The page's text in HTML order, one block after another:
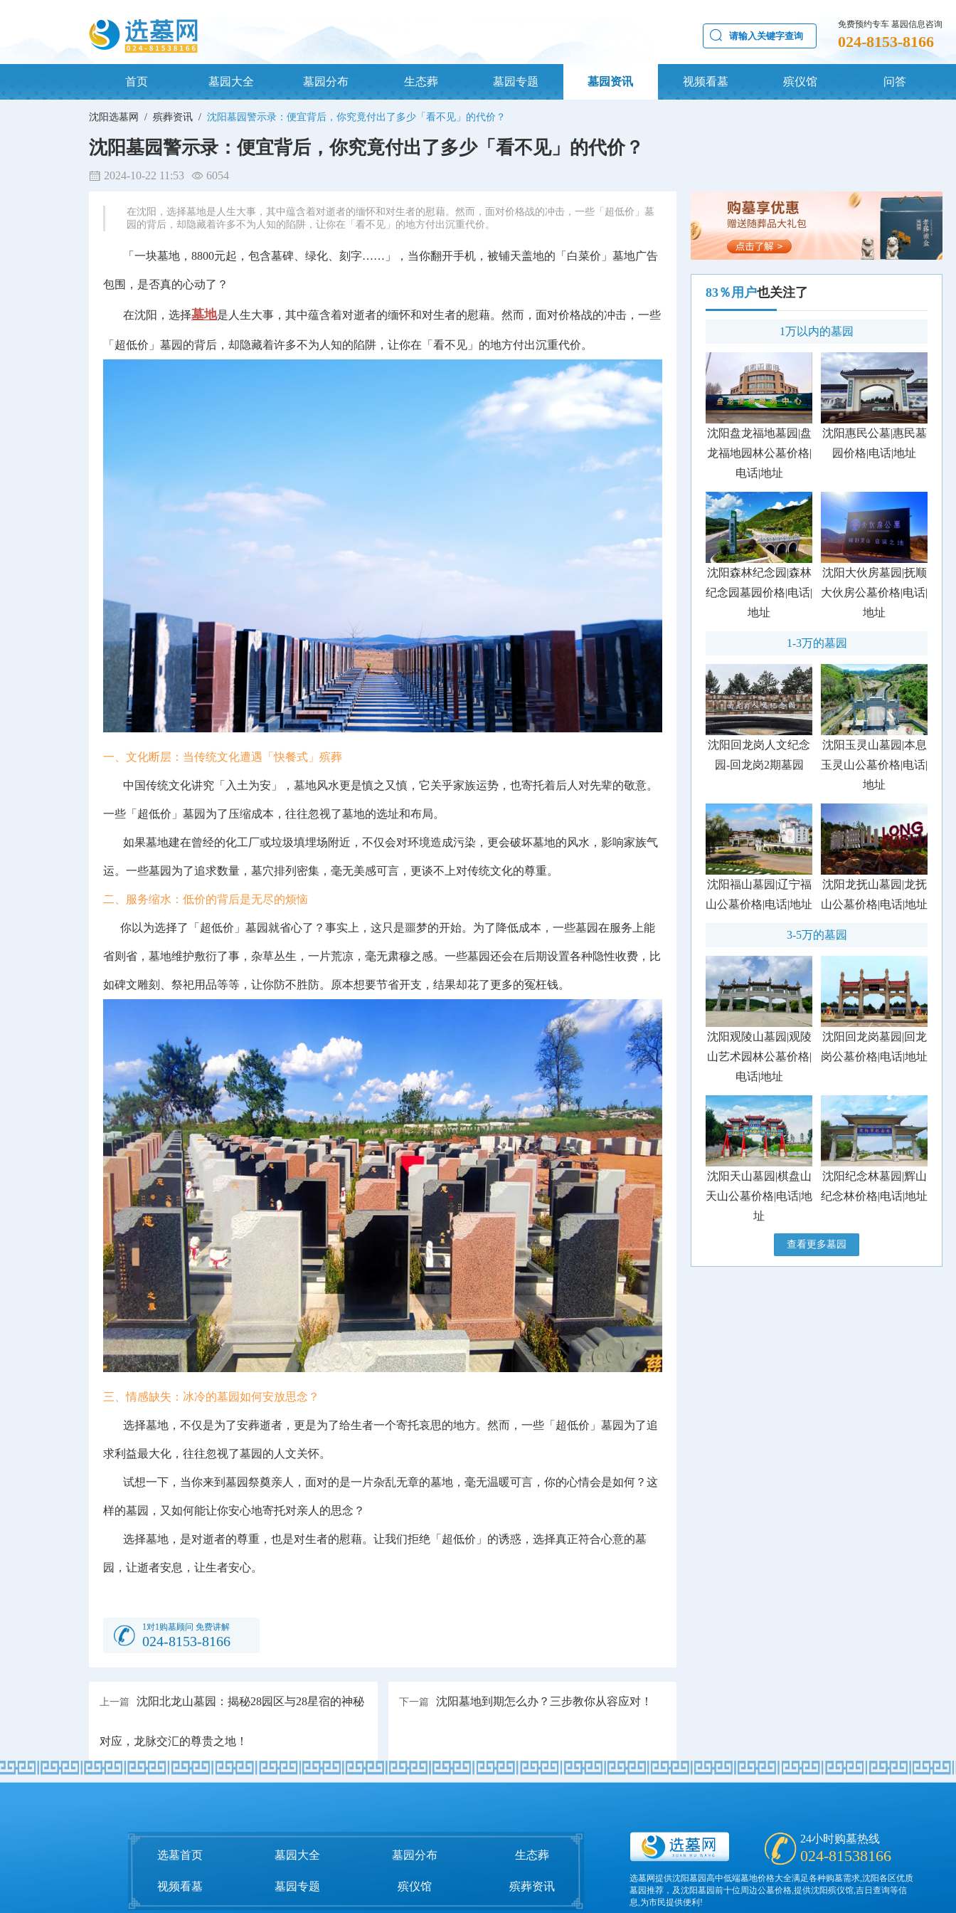
免费预约专车 墓园信息咨询
024-8153-8166
首页 墓园大全 墓园分布 生态葬 墓园专题 墓园资讯 视频看墓 殡仪馆 问答
沈阳选墓网 / 殡葬资讯 / 沈阳墓园警示录：便宜背后，你究竟付出了多少「看不见」的代价？
沈阳墓园警示录：便宜背后，你究竟付出了多少「看不见」的代价？
2024-10-22 11:53 6054
在沈阳，选择墓地是人生大事，其中蕴含着对逝者的缅怀和对生者的慰藉。然而，面对价格战的冲击，一些「超低价」墓
园的背后，却隐藏着许多不为人知的陷阱，让你在「看不见」的地方付出沉重代价。
「一块墓地，8800元起，包含墓碑、绿化、刻字……」，当你翻开手机，被铺天盖地的「白菜价」墓地广告
包围，是否真的心动了？
在沈阳，选择墓地是人生大事，其中蕴含着对逝者的缅怀和对生者的慰藉。然而，面对价格战的冲击，一些
「超低价」墓园的背后，却隐藏着许多不为人知的陷阱，让你在「看不见」的地方付出沉重代价。
一、文化断层：当传统文化遭遇「快餐式」殡葬
中国传统文化讲究「入土为安」，墓地风水更是慎之又慎，它关乎家族运势，也寄托着后人对先辈的敬意。
一些「超低价」墓园为了压缩成本，往往忽视了墓地的选址和布局。
如果墓地建在曾经的化工厂或垃圾填埋场附近，不仅会对环境造成污染，更会破坏墓地的风水，影响家族气
运。一些墓园为了追求数量，墓穴排列密集，毫无美感可言，更谈不上对传统文化的尊重。
二、服务缩水：低价的背后是无尽的烦恼
你以为选择了「超低价」墓园就省心了？事实上，这只是噩梦的开始。为了降低成本，一些墓园在服务上能
省则省，墓地维护敷衍了事，杂草丛生，一片荒凉，毫无肃穆之感。 一些墓园还会在后期设置各种隐性收费，比
如碑文雕刻、祭祀用品等等，让你防不胜防。原本想要节省开支，结果却花了更多的冤枉钱。
三、情感缺失：冰冷的墓园如何安放思念？
选择墓地，不仅是为了安葬逝者，更是为了给生者一个寄托哀思的地方。然而，一些「超低价」墓园为了追
求利益最大化，往往忽视了墓园的人文关怀。
试想一下，当你来到墓园祭奠亲人，面对的是一片杂乱无章的墓地，毫无温暖可言，你的心情会是如何？这
样的墓园，又如何能让你安心地寄托对亲人的思念？
选择墓地，是对逝者的尊重，也是对生者的慰藉。让我们拒绝「超低价」的诱惑，选择真正符合心意的墓
园，让逝者安息，让生者安心。
1对1购墓顾问 免费讲解
024-8153-8166
上一篇 沈阳北龙山墓园：揭秘28园区与28星宿的神秘
对应，龙脉交汇的尊贵之地！
下一篇 沈阳墓地到期怎么办？三步教你从容应对！
83％用户也关注了
1万以内的墓园
沈阳盘龙福地墓园|盘
龙福地园林公墓价格|
电话|地址
沈阳惠民公墓|惠民墓
园价格|电话|地址
沈阳森林纪念园|森林
纪念园墓园价格|电话|
地址
沈阳大伙房墓园|抚顺
大伙房公墓价格|电话|
地址
1-3万的墓园
沈阳回龙岗人文纪念
园-回龙岗2期墓园
沈阳玉灵山墓园|本息
玉灵山公墓价格|电话|
地址
沈阳福山墓园|辽宁福
山公墓价格|电话|地址
沈阳龙抚山墓园|龙抚
山公墓价格|电话|地址
3-5万的墓园
沈阳观陵山墓园|观陵
山艺术园林公墓价格|
电话|地址
沈阳回龙岗墓园|回龙
岗公墓价格|电话|地址
沈阳天山墓园|棋盘山
天山公墓价格|电话|地
址
沈阳纪念林墓园|辉山
纪念林价格|电话|地址
查看更多墓园
选墓首页 墓园大全 墓园分布 生态葬
视频看墓 墓园专题 殡仪馆 殡葬资讯
24小时购墓热线
024-81538166
选墓网提供沈阳墓园高中低端墓地价格大全满足各种购墓需求,沈阳各区优质
墓园推荐，及沈阳墓园前十位周边公墓价格,提供沈阳殡仪馆,吉日查询等信
息,为市民提供便利!